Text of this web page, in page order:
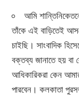
আমি
তাঁকে এই বাড়িতেই
চাইছি। সাংবাদিক
বক্তব্য জানাতে হয়
আধিকারিকরা কেন
পারবেন। কলকাতা